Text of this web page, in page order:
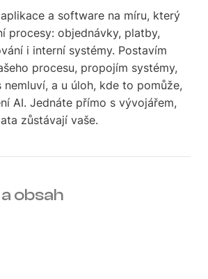
a software na míru, který
procesy: objednávky, platby,
i interní systémy. Postavím
procesu, propojím systémy,
nemluví, a u úloh, kde to pomůže,
AI. Jednáte přímo s vývojářem,
zůstávají vaše.
obsah